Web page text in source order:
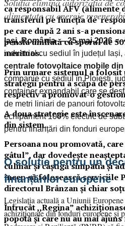
ca responsabil AFV (alimente
transferul pe funcția de
pe care după 2 ani s-a
pensia umflată cu sporul de
merituos.
Prin urmare sistemul a folosit
strategii pentru a scăpa de
respectiv a promovat-o
A doua strategie este
din sistem.
Persoana nou promovată,
gâtul”, dar dovedește
culinar și câștigă simpatia și
încep să folosească serviciile
directorul Brânzan și chiar
Întrucât ,,Regina”
popotă și care nu au mai
alimentate cu energie
Iași, România — 25 mai 2026 —
industrial cu sediul în județul
centrale fotovoltaice mobile din
companie cu sediul în Ploiești,
container expandabil care se
de metri liniari de panouri
echipament 100% electric de
pentru finanțări din fonduri
O soluție pentru un
finanțărilor europene
Legislația actuală a Uniunii
achiziționate din fonduri europene și